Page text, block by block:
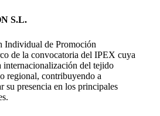
S.L.
Individual de Promoción
de la convocatoria del IPEX cuya
internacionalización del tejido
regional, contribuyendo a
su presencia en los principales